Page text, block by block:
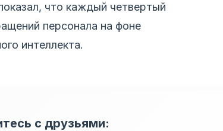
что каждый четвертый
персонала на фоне
интеллекта.
с друзьями: